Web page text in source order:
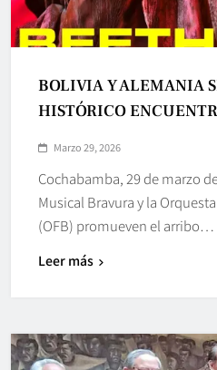
BOLIVIA Y ALEMANIA
HISTÓRICO
Marzo 29, 2026
Cochabamba, 29 de marzo
Musical Bravura y la
(OFB) promueven el arribo…
Leer más